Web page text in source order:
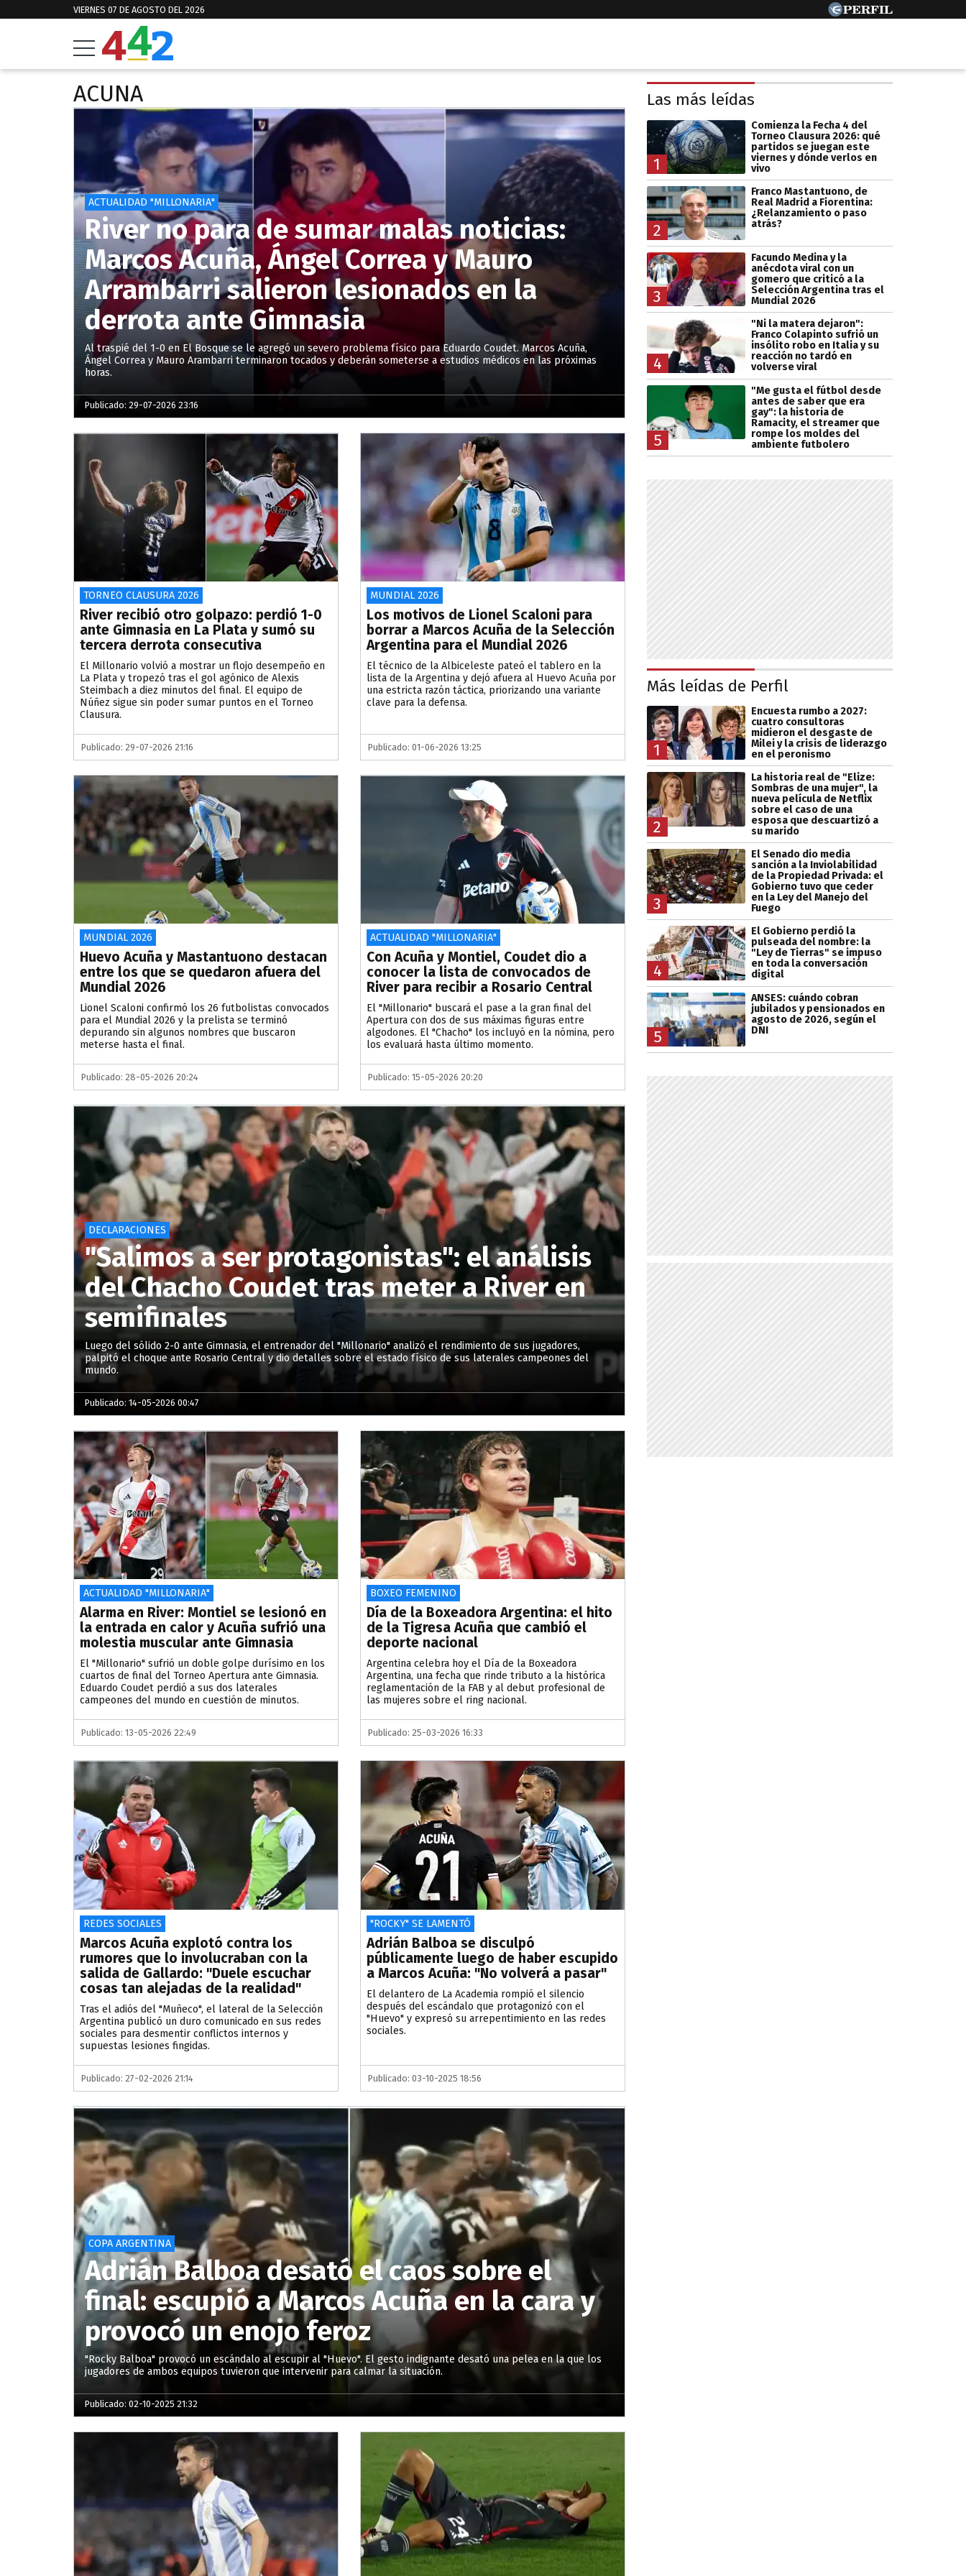
VIERNES 07 DE AGOSTO DEL 2026
ACUNA
ACTUALIDAD "MILLONARIA"
River no para de sumar malas noticias:
Marcos Acuña, Ángel Correa y Mauro
Arrambarri salieron lesionados en la
derrota ante Gimnasia
Al traspié del 1-0 en El Bosque se le agregó un severo problema físico para Eduardo Coudet. Marcos Acuña,
Ángel Correa y Mauro Arambarri terminaron tocados y deberán someterse a estudios médicos en las próximas
horas.
Publicado: 29-07-2026 23:16
TORNEO CLAUSURA 2026
River recibió otro golpazo: perdió 1-0
ante Gimnasia en La Plata y sumó su
tercera derrota consecutiva
El Millonario volvió a mostrar un flojo desempeño en
La Plata y tropezó tras el gol agónico de Alexis
Steimbach a diez minutos del final. El equipo de
Núñez sigue sin poder sumar puntos en el Torneo
Clausura.
Publicado: 29-07-2026 21:16
MUNDIAL 2026
Los motivos de Lionel Scaloni para
borrar a Marcos Acuña de la Selección
Argentina para el Mundial 2026
El técnico de la Albiceleste pateó el tablero en la
lista de la Argentina y dejó afuera al Huevo Acuña por
una estricta razón táctica, priorizando una variante
clave para la defensa.
Publicado: 01-06-2026 13:25
MUNDIAL 2026
Huevo Acuña y Mastantuono destacan
entre los que se quedaron afuera del
Mundial 2026
Lionel Scaloni confirmó los 26 futbolistas convocados
para el Mundial 2026 y la prelista se terminó
depurando sin algunos nombres que buscaron
meterse hasta el final.
Publicado: 28-05-2026 20:24
ACTUALIDAD "MILLONARIA"
Con Acuña y Montiel, Coudet dio a
conocer la lista de convocados de
River para recibir a Rosario Central
El "Millonario" buscará el pase a la gran final del
Apertura con dos de sus máximas figuras entre
algodones. El "Chacho" los incluyó en la nómina, pero
los evaluará hasta último momento.
Publicado: 15-05-2026 20:20
DECLARACIONES
"Salimos a ser protagonistas": el análisis
del Chacho Coudet tras meter a River en
semifinales
Luego del sólido 2-0 ante Gimnasia, el entrenador del "Millonario" analizó el rendimiento de sus jugadores,
palpitó el choque ante Rosario Central y dio detalles sobre el estado físico de sus laterales campeones del
mundo.
Publicado: 14-05-2026 00:47
ACTUALIDAD "MILLONARIA"
Alarma en River: Montiel se lesionó en
la entrada en calor y Acuña sufrió una
molestia muscular ante Gimnasia
El "Millonario" sufrió un doble golpe durísimo en los
cuartos de final del Torneo Apertura ante Gimnasia.
Eduardo Coudet perdió a sus dos laterales
campeones del mundo en cuestión de minutos.
Publicado: 13-05-2026 22:49
BOXEO FEMENINO
Día de la Boxeadora Argentina: el hito
de la Tigresa Acuña que cambió el
deporte nacional
Argentina celebra hoy el Día de la Boxeadora
Argentina, una fecha que rinde tributo a la histórica
reglamentación de la FAB y al debut profesional de
las mujeres sobre el ring nacional.
Publicado: 25-03-2026 16:33
REDES SOCIALES
Marcos Acuña explotó contra los
rumores que lo involucraban con la
salida de Gallardo: "Duele escuchar
cosas tan alejadas de la realidad"
Tras el adiós del "Muñeco", el lateral de la Selección
Argentina publicó un duro comunicado en sus redes
sociales para desmentir conflictos internos y
supuestas lesiones fingidas.
Publicado: 27-02-2026 21:14
"ROCKY" SE LAMENTÓ
Adrián Balboa se disculpó
públicamente luego de haber escupido
a Marcos Acuña: "No volverá a pasar"
El delantero de La Academia rompió el silencio
después del escándalo que protagonizó con el
"Huevo" y expresó su arrepentimiento en las redes
sociales.
Publicado: 03-10-2025 18:56
COPA ARGENTINA
Adrián Balboa desató el caos sobre el
final: escupió a Marcos Acuña en la cara y
provocó un enojo feroz
"Rocky Balboa" provocó un escándalo al escupir al "Huevo". El gesto indignante desató una pelea en la que los
jugadores de ambos equipos tuvieron que intervenir para calmar la situación.
Publicado: 02-10-2025 21:32
Las más leídas
1
Comienza la Fecha 4 del
Torneo Clausura 2026: qué
partidos se juegan este
viernes y dónde verlos en
vivo
2
Franco Mastantuono, de
Real Madrid a Fiorentina:
¿Relanzamiento o paso
atrás?
3
Facundo Medina y la
anécdota viral con un
gomero que criticó a la
Selección Argentina tras el
Mundial 2026
4
"Ni la matera dejaron":
Franco Colapinto sufrió un
insólito robo en Italia y su
reacción no tardó en
volverse viral
5
"Me gusta el fútbol desde
antes de saber que era
gay": la historia de
Ramacity, el streamer que
rompe los moldes del
ambiente futbolero
Más leídas de Perfil
1
Encuesta rumbo a 2027:
cuatro consultoras
midieron el desgaste de
Milei y la crisis de liderazgo
en el peronismo
2
La historia real de "Elize:
Sombras de una mujer", la
nueva película de Netflix
sobre el caso de una
esposa que descuartizó a
su marido
3
El Senado dio media
sanción a la Inviolabilidad
de la Propiedad Privada: el
Gobierno tuvo que ceder
en la Ley del Manejo del
Fuego
4
El Gobierno perdió la
pulseada del nombre: la
"Ley de Tierras" se impuso
en toda la conversación
digital
5
ANSES: cuándo cobran
jubilados y pensionados en
agosto de 2026, según el
DNI